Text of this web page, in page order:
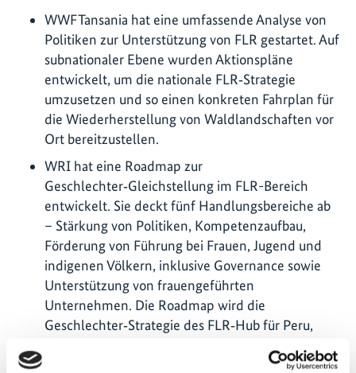
WWF Tansania hat eine umfassende Analyse von
Politiken zur Unterstützung von FLR gestartet. Auf
subnationaler Ebene wurden Aktionspläne
entwickelt, um die nationale FLR‑Strategie
umzusetzen und so einen konkreten Fahrplan für
die Wiederherstellung von Waldlandschaften vor
Ort bereitzustellen.
WRI hat eine Roadmap zur
Geschlechter‑Gleichstellung im FLR-Bereich
entwickelt. Sie deckt fünf Handlungsbereiche ab
– Stärkung von Politiken, Kompetenzaufbau,
Förderung von Führung bei Frauen, Jugend und
indigenen Völkern, inklusive Governance sowie
Unterstützung von frauengeführten
Unternehmen. Die Roadmap wird die
Geschlechter‑Strategie des FLR‑Hub für Peru,
Wiederherstellungspolitiken, Finanzierungen und